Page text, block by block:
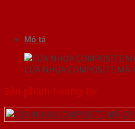
Mô tả
CỬA NHỰA COMPOSITE MÃ:
Sản phẩm tương tự